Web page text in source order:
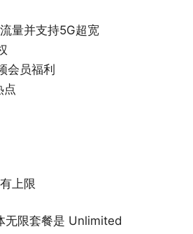
量并支持5G超宽
会员福利
点
上限
无限套餐是 Unlimited